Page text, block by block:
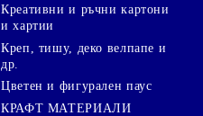
Креативни и ръчни картони
и хартии
Креп, тишу, деко велпапе и
др.
Цветен и фигурален паус
КРАФТ МАТЕРИАЛИ